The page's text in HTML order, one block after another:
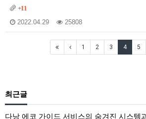
+11
2022.04.29 25808
1 2 3 4 5
최근글
다낭 에코 가이드 서비스의 숨겨진 시스템과 다채로운